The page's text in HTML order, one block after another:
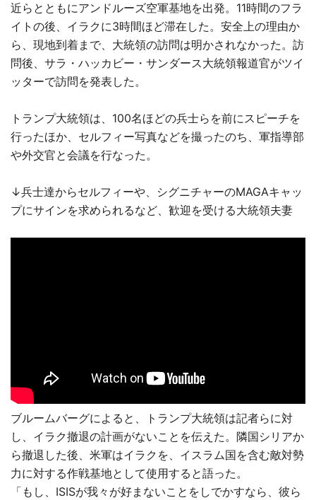
近らとともにアンドルーズ空軍基地を出発。11時間のフラ
イトの後、イラクに3時間ほど滞在した。安全上の理由か
ら、現地到着まで、大統領の訪問は明かされなかった。訪
問後、サラ・ハッカビー・サンダース大統領報道官がツイ
ッターで訪問を発表した。
トランプ大統領は、100名ほどの兵士らを前にスピーチを
行ったほか、セルフィー写真などを撮ったのち、軍指導部
や外交官と会議を行なった。
↓兵士達からセルフィーや、シグニチャーのMAGAキャッ
プにサインを求められるなど、歓迎を受ける大統領夫妻
ブルームバーグによると、トランプ大統領は記者らに対
し、イラク撤退の計画がないことを伝えた。隣国シリアか
ら撤退した後、米軍はイラクを、イスラム国を含む敵対勢
力に対する作戦基地として使用すると語った。
「もし、ISISが我々が好まないことをしでかすなら、彼ら